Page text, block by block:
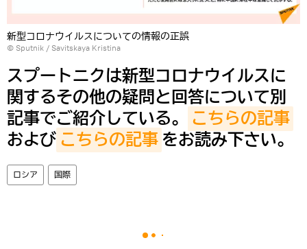
新型コロナウイルスについての情報の正誤
© Sputnik / Savitskaya Kristina
スプートニクは新型コロナウイルスに
関するその他の疑問と回答について別
記事でご紹介している。 こちらの記事
およびこちらの記事をお読み下さい。
ロシア 国際